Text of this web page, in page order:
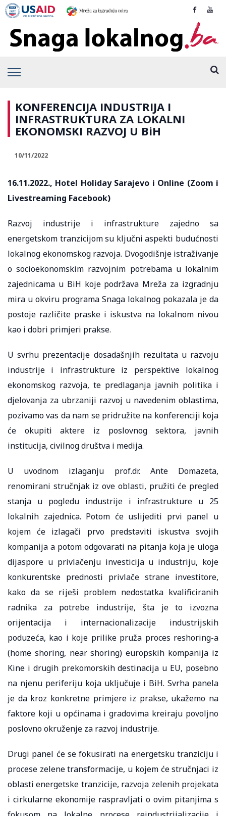
KONFERENCIJA INDUSTRIJA I
INFRASTRUKTURA ZA LOKALNI
EKONOMSKI RAZVOJ U BiH
10/11/2022
16.11.2022., Hotel Holiday Sarajevo i Online (Zoom i
Livestreaming Facebook)
Razvoj industrije i infrastrukture zajedno sa
energetskom tranzicijom su ključni aspekti budućnosti
lokalnog ekonomskog razvoja. Dvogodišnje istraživanje
o socioekonomskim razvojnim potrebama u lokalnim
zajednicama u BiH koje podržava Mreža za izgradnju
mira u okviru programa Snaga lokalnog pokazala je da
postoje različite praske i iskustva na lokalnom nivou
kao i dobri primjeri prakse.
U svrhu prezentacije dosadašnjih rezultata u razvoju
industrije i infrastrukture iz perspektive lokalnog
ekonomskog razvoja, te predlaganja javnih politika i
djelovanja za ubrzaniji razvoj u navedenim oblastima,
pozivamo vas da nam se pridružite na konferenciji koja
će okupiti aktere iz poslovnog sektora, javnih
institucija, civilnog društva i medija.
U uvodnom izlaganju prof.dr. Ante Domazeta,
renomirani stručnjak iz ove oblasti, pružiti će pregled
stanja u pogledu industrije i infrastrukture u 25
lokalnih zajednica. Potom će uslijediti prvi panel u
kojem će izlagači prvo predstaviti iskustva svojih
kompanija a potom odgovarati na pitanja koja je uloga
dijaspore u privlačenju investicija u industriju, koje
konkurentske prednosti privlače strane investitore,
kako da se riješi problem nedostatka kvalificiranih
radnika za potrebe industrije, šta je to izvozna
orijentacija i internacionalizacije industrijskih
poduzeća, kao i koje prilike pruža proces reshoring-a
(home shoring, near shoring) europskih kompanija iz
Kine i drugih prekomorskih destinacija u EU, posebno
na njenu periferiju koja uključuje i BiH. Svrha panela
je da kroz konkretne primjere iz prakse, ukažemo na
faktore koji u općinama i gradovima kreiraju povoljno
poslovno okruženje za razvoj industrije.
Drugi panel će se fokusirati na energetsku tranziciju i
procese zelene transformacije, u kojem će stručnjaci iz
oblasti energetske tranzicije, razvoja zelenih projekata
i cirkularne ekonomije raspravljati o ovim pitanjima s